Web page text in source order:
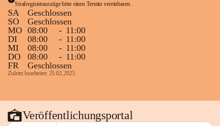
Strafregisterauszüge bitte einen Termin vereinbaren.
SA
Geschlossen
SO
Geschlossen
MO 08:00 - 11:00
DI
08:00 - 11:00
MI
08:00 - 11:00
DO
08:00 - 11:00
FR
Geschlossen
Zuletzt bearbeitet: 25.02.2025
Veröffentlichungsportal